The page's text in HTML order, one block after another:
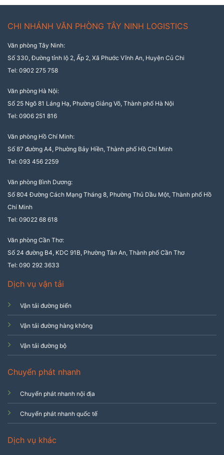
CHI NHÁNH VĂN PHÒNG TÂY NINH LOGISTICS
Văn phòng Tây Ninh:
Số 330, Đường tỉnh lộ 2, Ấp 2, Xã Phước Vĩnh An, Huyện Củ Chi
Tel: 0902 275 758
Văn phòng Hà Nội:
Số 25 Ngõ 81 Láng Hạ, Phường Giảng Võ, Thành phố Hà Nội
Tel: 0906 251 816
Văn phòng Hồ Chí Minh:
Số 87 đường A4, Phường Bảy Hiền, Thành phố Hồ Chí Minh
Tel: 093 456 2259
Văn phòng Bình Dương:
Số 804 Đường Cách Mạng Tháng 8, Phường Thủ Dầu Một, Thành phố Hồ
Chí Minh
Tel: 09022 68 618
Văn phòng Cần Thơ:
Số 24 đường B4, KDC 91B, Phường Tân An, Thành phố Cần Thơ
Tel: 090 292 3633
Dịch vụ vận tải
Vận tải đường biển
Vận tải đường hàng không
Vận tải đường bộ
Chuyển phát nhanh
Chuyển phát nhanh nội địa
Chuyển phát nhanh quốc tế
Dịch vụ khác